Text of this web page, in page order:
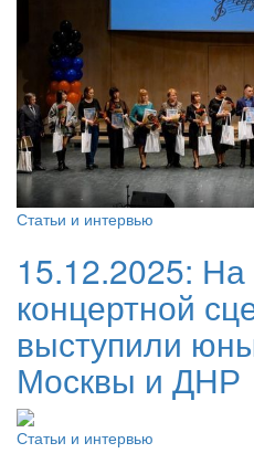
Статьи и интервью
15.12.2025: На
концертной
выступили
Москвы и ДНР
Статьи и интервью